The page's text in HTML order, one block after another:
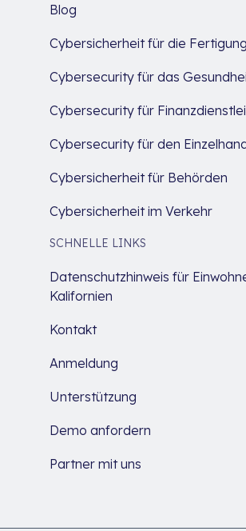
Blog
Cybersicherheit für die Fertigung
Cybersecurity für das
Cybersecurity für
Cybersecurity für den
Cybersicherheit für Behörden
Cybersicherheit im Verkehr
SCHNELLE LINKS
Datenschutzhinweis für
Kalifornien
Kontakt
Anmeldung
Unterstützung
Demo anfordern
Partner mit uns